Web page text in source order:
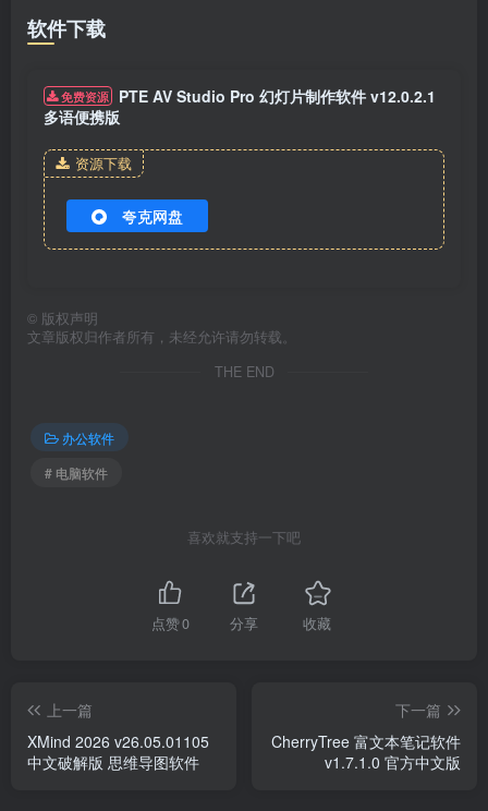
软件下载
免费资源
PTE AV Studio Pro 幻灯片制作软件 v12.0.2.1
多语便携版
资源下载
夸克网盘
© 版权声明
文章版权归作者所有，未经允许请勿转载。
THE END
办公软件
# 电脑软件
喜欢就支持一下吧
点赞0 分享 收藏
上一篇
XMind 2026 v26.05.01105
中文破解版 思维导图软件
下一篇
CherryTree 富文本笔记软件
v1.7.1.0 官方中文版